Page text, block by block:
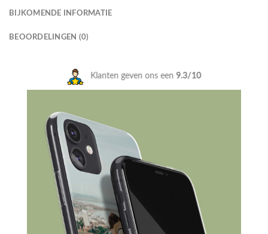
BIJKOMENDE INFORMATIE
BEOORDELINGEN (0)
Klanten geven ons een9.3/10